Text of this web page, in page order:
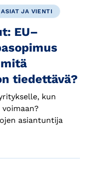
JA VIENTI
EU–
tiedettävä?
kun
asiantuntija